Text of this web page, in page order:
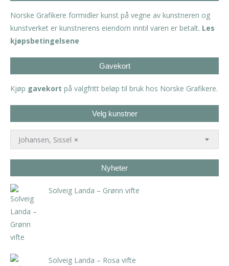
Norske Grafikere formidler kunst på vegne av kunstneren og
kunstverket er kunstnerens eiendom inntil varen er betalt. Les
kjøpsbetingelsene
Gavekort
Kjøp gavekort på valgfritt beløp til bruk hos Norske Grafikere.
Velg kunstner
×
Johansen, Sissel
Nyheter
Solveig Landa – Grønn vifte
Solveig Landa – Rosa vifte